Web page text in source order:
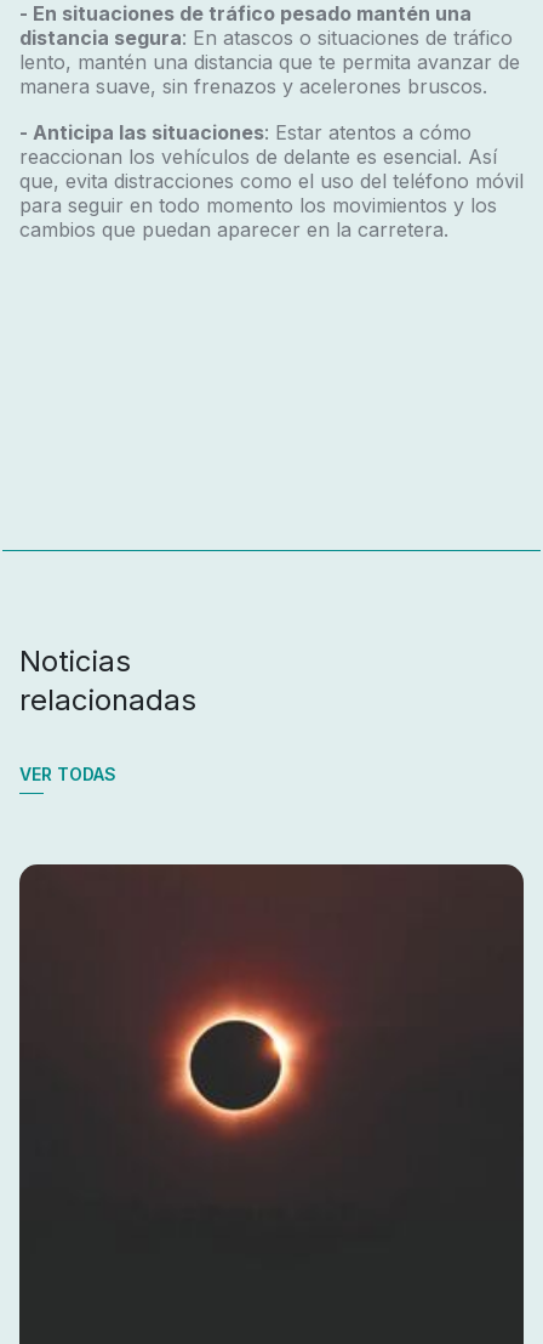
- En situaciones de tráfico pesado mantén una
distancia segura: En atascos o situaciones de tráfico
lento, mantén una distancia que te permita avanzar de
manera suave, sin frenazos y acelerones bruscos.
- Anticipa las situaciones: Estar atentos a cómo
reaccionan los vehículos de delante es esencial. Así
que, evita distracciones como el uso del teléfono móvil
para seguir en todo momento los movimientos y los
cambios que puedan aparecer en la carretera.
Noticias
relacionadas
VER TODAS